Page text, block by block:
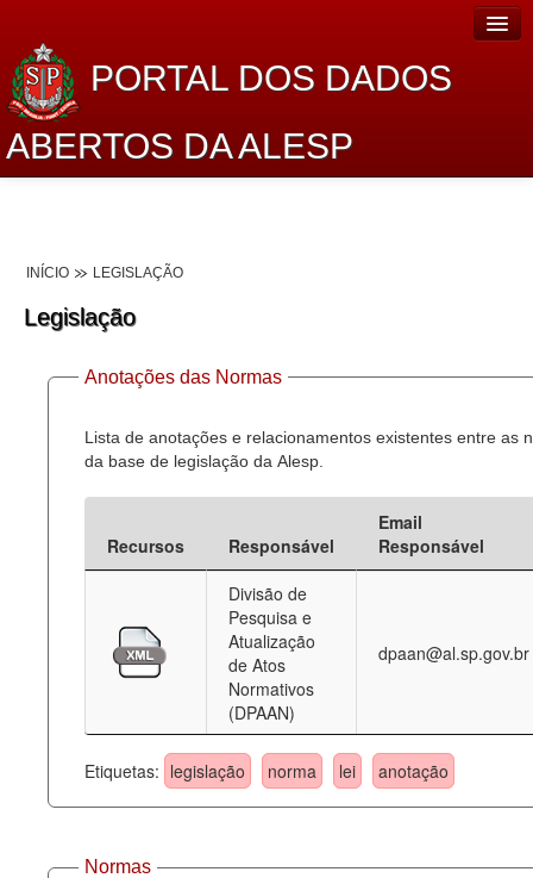
PORTAL DOS DADOS
ABERTOS DA ALESP
Dados Abertos Alesp
Lei de Acesso à Informação
Dados Governamentais Abertos
Planejamento
Deputados Estaduais
Legislação
Perguntas frequentes
Contato
INÍCIO LEGISLAÇÃO
Legislação
Anotações das Normas
Lista de anotações e relacionamentos existentes entre as
da base de legislação da Alesp.
Recursos Responsável
Email
Responsável
Divisão de
Pesquisa e
Atualização
de Atos
Normativos
(DPAAN)
dpaan@al.sp.gov.br
Etiquetas: legislação norma lei anotação
Normas